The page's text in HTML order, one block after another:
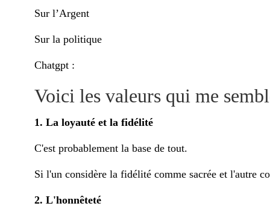
Sur l’Argent
Sur la politique
Chatgpt :
Voici les valeurs qui me
1. La loyauté et la fidélité
C'est probablement la base de tout.
Si l'un considère la fidélité comme sacrée et l'autre
2. L'honnêteté